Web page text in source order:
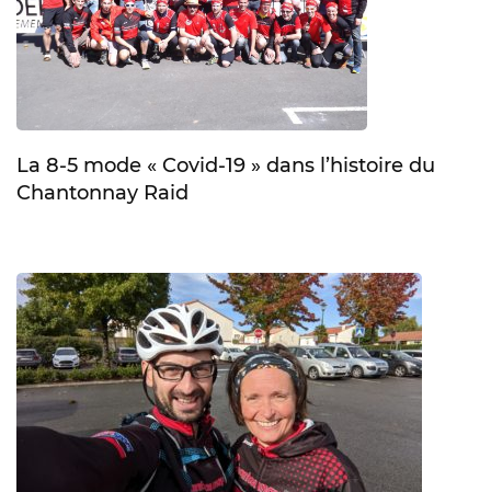
La 8-5 mode « Covid-19 » dans l’histoire du
Chantonnay Raid